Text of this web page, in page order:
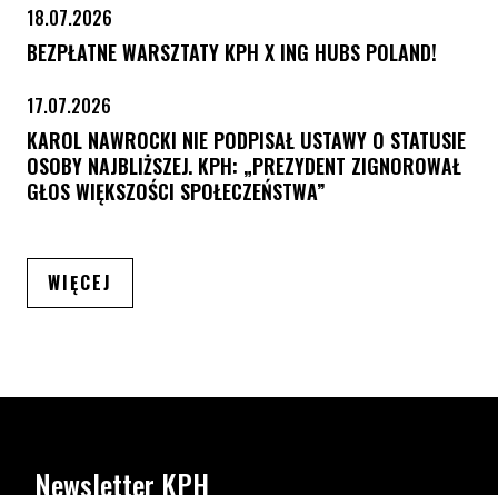
18.07.2026
BEZPŁATNE WARSZTATY KPH X ING HUBS POLAND!
17.07.2026
KAROL NAWROCKI NIE PODPISAŁ USTAWY O STATUSIE
OSOBY NAJBLIŻSZEJ. KPH: „PREZYDENT ZIGNOROWAŁ
GŁOS WIĘKSZOŚCI SPOŁECZEŃSTWA”
WIĘCEJ
Newsletter KPH